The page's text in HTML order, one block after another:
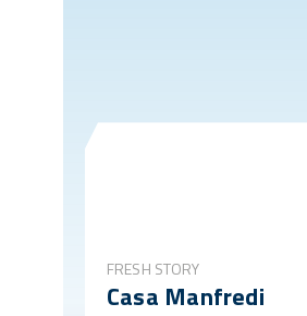
FRESH STORY
Casa Manfredi